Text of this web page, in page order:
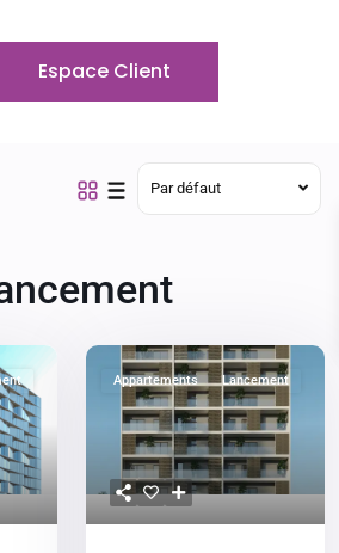
Espace Client
Par défaut
Appartements Lancement